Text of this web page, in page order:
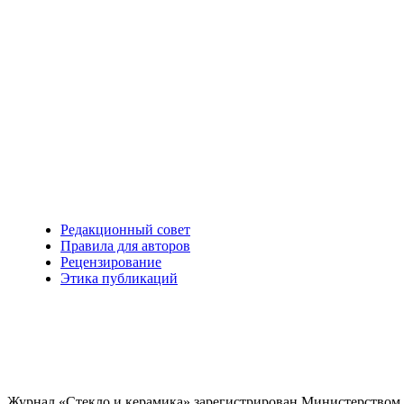
Редакционный совет
Правила для авторов
Рецензирование
Этика публикаций